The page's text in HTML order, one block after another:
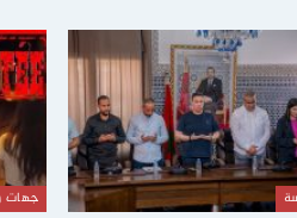
جهات